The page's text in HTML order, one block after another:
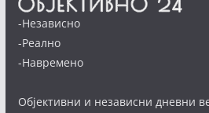
-Независно
-Реално
-Навремено
Објективни и независни дневни